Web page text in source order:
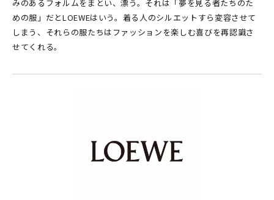
みのあるフォルムをまとい、漂う。それは「夢を見る者たちのた
めの服」だとLOEWEはいう。着る人のシルエットすら変容させて
しまう、それらの服たちはファッションを楽しむ喜びを再認識さ
せてくれる。